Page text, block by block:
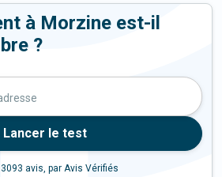
à Morzine est-il
?
Lancer le test
3093 avis, par Avis Vérifiés